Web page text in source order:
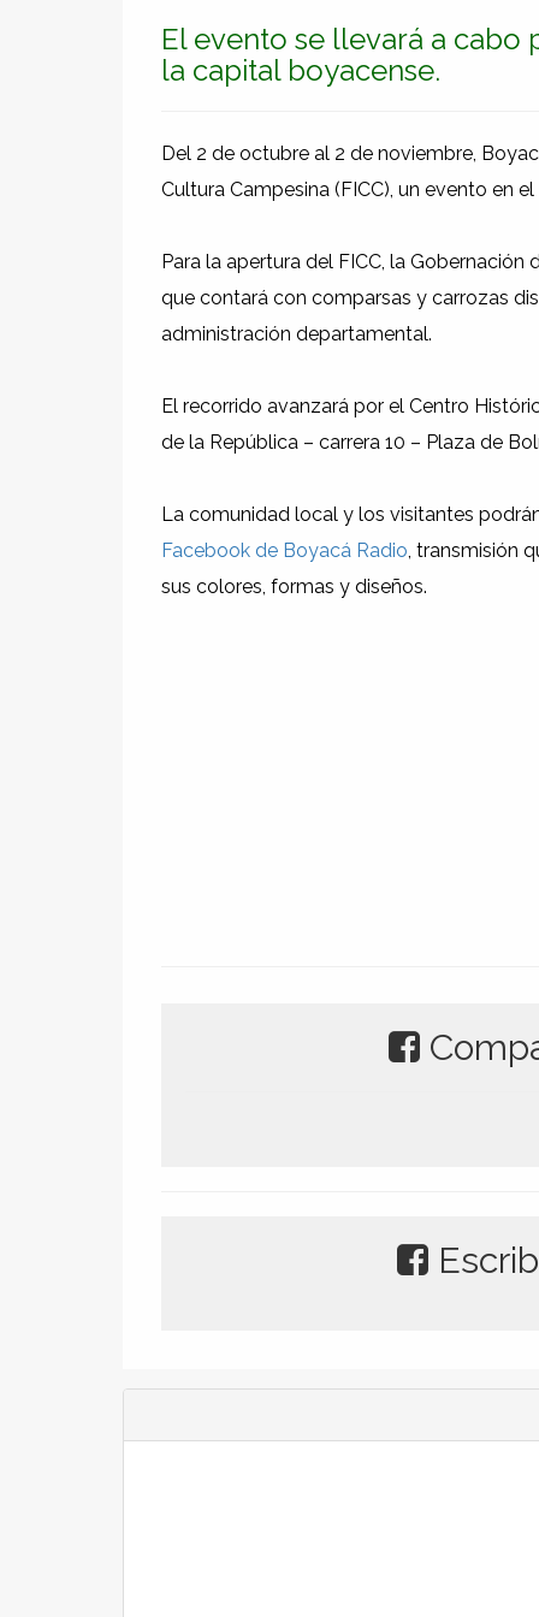
El evento se llevará a cabo
la capital boyacense.
Del 2 de octubre al 2 de noviembre,
Cultura Campesina (FICC), un evento en
Para la apertura del FICC, la Gobernación
que contará con comparsas y carrozas
administración departamental.
El recorrido avanzará por el Centro
de la República – carrera 10 – Plaza de
La comunidad local y los visitantes
Facebook de Boyacá Radio, transmisión
sus colores, formas y diseños.